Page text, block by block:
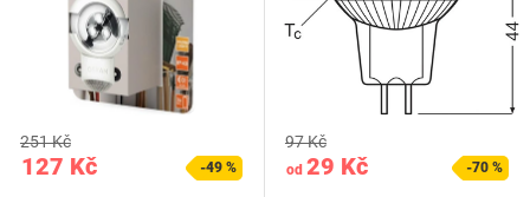
127 Kč
251 Kč
-49 % od 29 Kč
97 Kč
-70 %